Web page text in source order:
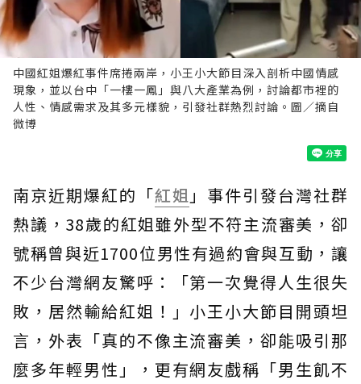
中國紅姐爆紅事件席捲兩岸，小王小大節目深入剖析中國情感
現象，並以台中「一樓一鳳」與八大產業為例，討論都市裡的
人性、情感需求及其多元樣貌，引發社群熱烈討論。圖／摘自
微博
南京近期爆紅的「紅姐 」事件引發台灣社群
熱議，38歲的紅姐雖外型不符主流審美，卻
號稱曾與近1700位男性有過約會與互動，讓
不少台灣網友驚呼：「第一次覺得人生很失
敗，居然輸給紅姐！」小王小大節目開頭坦
言，外表「真的不像主流審美，卻能吸引那
麼多年輕男性」，更有網友戲稱「男生飢不